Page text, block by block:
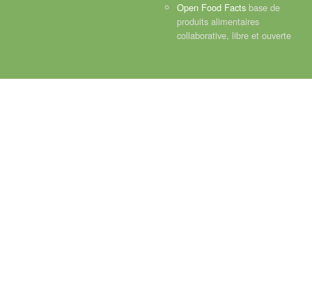
Open Food Facts base de
produits alimentaires
collaborative, libre et ouverte